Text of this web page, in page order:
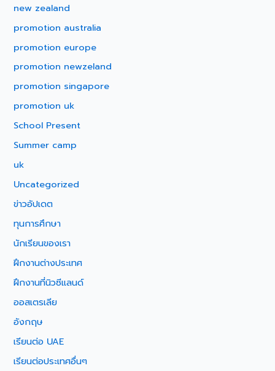
new zealand
promotion australia
promotion europe
promotion newzeland
promotion singapore
promotion uk
School Present
Summer camp
uk
Uncategorized
ข่าวอัปเดต
ทุนการศึกษา
นักเรียนของเรา
ฝึกงานต่างประเทศ
ฝึกงานที่นิวซีแลนด์
ออสเตรเลีย
อังกฤษ
เรียนต่อ UAE
เรียนต่อประเทศอื่นๆ